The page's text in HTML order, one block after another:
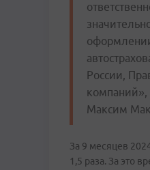
России,
компаний»,
Максим
За 9 месяцев
1,5 раза. За это